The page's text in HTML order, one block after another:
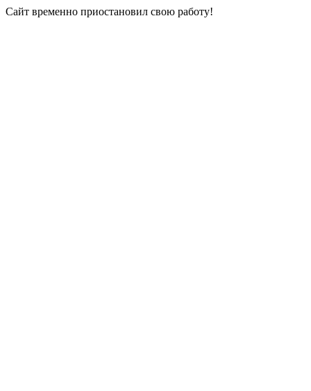
Сайт временно приостановил свою работу!